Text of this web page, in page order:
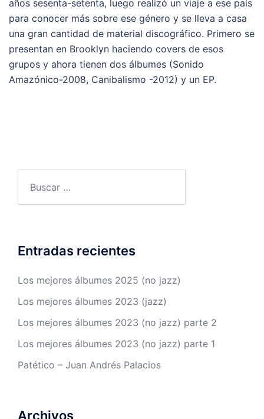
años sesenta-setenta, luego realizó un viaje a ese país
para conocer más sobre ese género y se lleva a casa
una gran cantidad de material discográfico. Primero se
presentan en Brooklyn haciendo covers de esos
grupos y ahora tienen dos álbumes (Sonido
Amazónico-2008, Canibalismo -2012) y un EP.
Entradas recientes
Los mejores álbumes 2025 (no jazz)
Los mejores álbumes 2023 (jazz)
Los mejores álbumes 2023 (no jazz) parte 2
Los mejores álbumes 2023 (no jazz) parte 1
Patético – Juan Andrés Palacios
Archivos